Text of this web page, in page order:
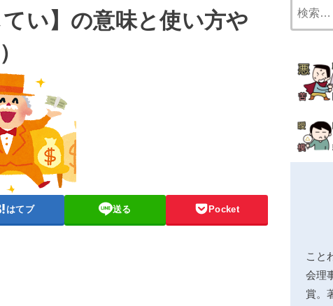
い】の意味と使い方や
はてブ 送る Pocket
こと
会理
賞。